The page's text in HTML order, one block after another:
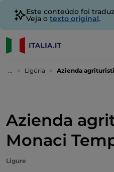
Este conteúdo foi
Veja o texto original.
... Ligúria Azienda
Azienda
Monaci
Ligure